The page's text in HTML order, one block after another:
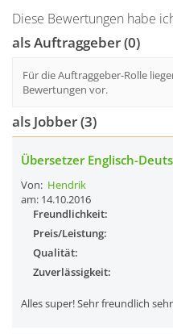
Diese Bewertungen habe
als Auftraggeber (0)
Für die Auftraggeber-Rolle
Bewertungen vor.
als Jobber (3)
Übersetzer Englisch-
Von: Hendrik
am: 14.10.2016
Freundlichkeit:
Preis/Leistung:
Qualität:
Zuverlässigkeit:
Alles super! Sehr freundlich